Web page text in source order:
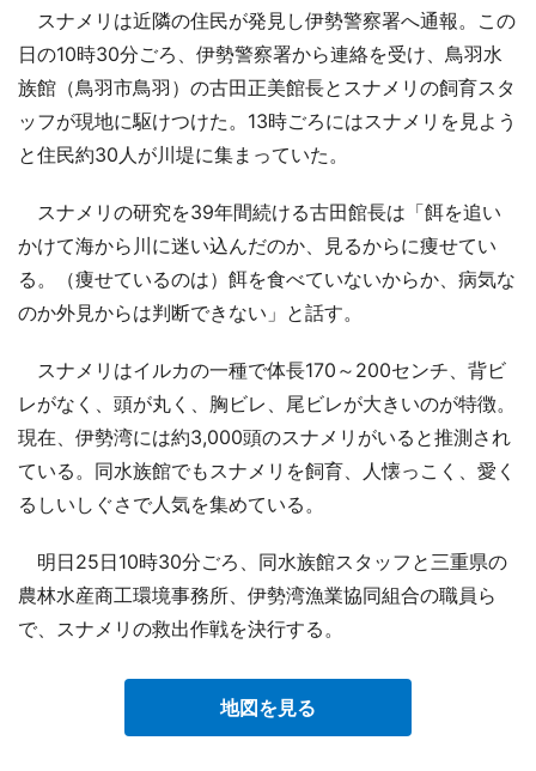
スナメリは近隣の住民が発見し伊勢警察署へ通報。この
日の10時30分ごろ、伊勢警察署から連絡を受け、鳥羽水
族館（鳥羽市鳥羽）の古田正美館長とスナメリの飼育スタ
ッフが現地に駆けつけた。13時ごろにはスナメリを見よう
と住民約30人が川堤に集まっていた。
スナメリの研究を39年間続ける古田館長は「餌を追い
かけて海から川に迷い込んだのか、見るからに痩せてい
る。（痩せているのは）餌を食べていないからか、病気な
のか外見からは判断できない」と話す。
スナメリはイルカの一種で体長170～200センチ、背ビ
レがなく、頭が丸く、胸ビレ、尾ビレが大きいのが特徴。
現在、伊勢湾には約3,000頭のスナメリがいると推測され
ている。同水族館でもスナメリを飼育、人懐っこく、愛く
るしいしぐさで人気を集めている。
明日25日10時30分ごろ、同水族館スタッフと三重県の
農林水産商工環境事務所、伊勢湾漁業協同組合の職員ら
で、スナメリの救出作戦を決行する。
地図を見る